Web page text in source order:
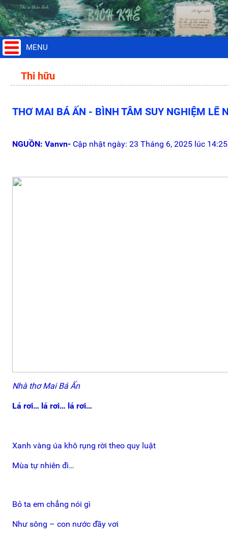
MENU
Thi hữu
THƠ MAI BÁ ẤN - BÌNH TÂM SUY NGHIỆM LẼ
NGUỒN: Vanvn- Cập nhật ngày: 23 Tháng 6, 2025 lúc 14:25
Nhà thơ Mai Bá Ấn
Lá rơi… lá rơi… lá rơi…
Xanh vàng úa khô rụng rời theo quy luật
Mùa tự nhiên đi…
Bỏ ta em chẳng nói gì
Như sông – con nước đầy vơi